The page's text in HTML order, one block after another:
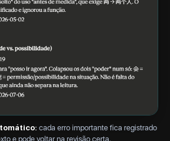
cada erro importante fica registrado